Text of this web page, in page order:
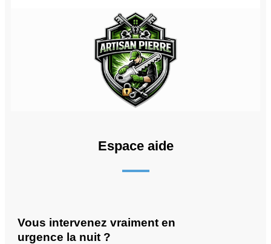
Espace aide
Vous intervenez vraiment en
urgence la nuit ?